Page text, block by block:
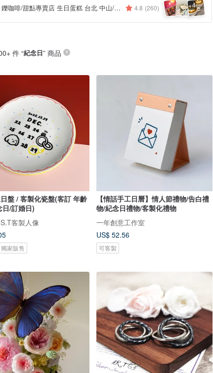
鑠咖啡/甜點專賣店 生日蛋糕 台北 中山/松山 咖啡課程教學 客製化蛋糕 4.8 (260) +4
件 “紀念日” 商品
盤 / 客製化瓷盤(客訂 年齡
日/訂婚日)
客製人像
獨家販售
【情話手工日曆】情人節禮物/告白禮
物/紀念日禮物/客製化禮物
一年創意工作室
US$ 52.56
可客製